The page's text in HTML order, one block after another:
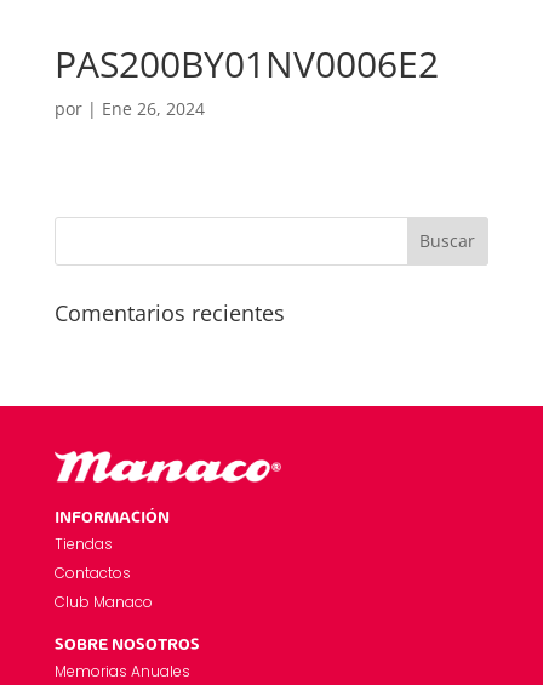
PAS200BY01NV0006E2
por | Ene 26, 2024
Comentarios recientes
INFORMACIÓN
Tiendas
Contactos
Club Manaco
SOBRE NOSOTROS
Memorias Anuales